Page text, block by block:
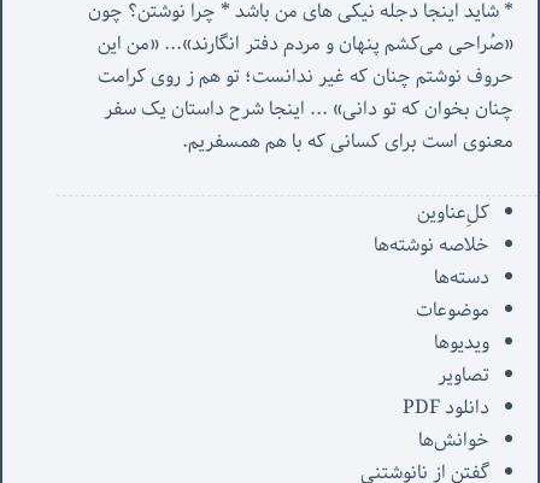
«صُراحی می‌کشم پنهان‌ و مردم‌ دفتر انگارند»... «
چنان بخوان که تو دانی» ...
معنوی است برای کسانی که با هم همسفریم.
کل‌ِعناوین
خلاصه نوشته‌ها
دسته‌ها
موضوعات
ویدیوها
تصاویر
دانلود PDF
خوانش‌ها
گفتن از نانوشتنی